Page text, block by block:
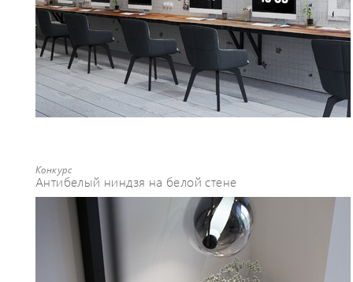
Конкурс
Антибелый ниндзя на белой стене